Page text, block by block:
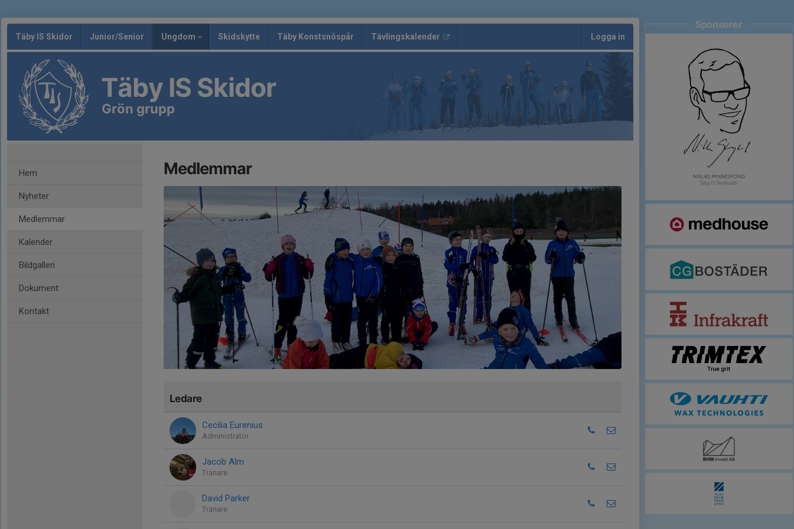
Täby IS Skidor Junior/Senior Ungdom Skidskytte Täby Konstsnöspår Tävlingskalender Logga in
Täby IS Skidor
Grön grupp
Hem
Nyheter
Medlemmar
Kalender
Bildgalleri
Dokument
Kontakt
Medlemmar
Ledare
Cecilia Eurenius
Administratör
Jacob Alm
Tränare
David Parker
Tränare
Sponsorer